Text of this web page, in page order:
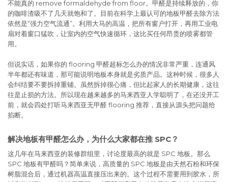
不能真的 remove formaldehyde from floor。甲醛是持续释放的，你
的咖啡渣吸不了几天就饱和了。目前在科学上最认可的地板甲醛去除方法
依然是“强力空气流通”。利用大马的高温，把所有窗户打开，再用工业电
扇对着窗口猛吹，让室内的空气快速循环，这比买任何昂贵的喷雾都管
用。
但说实话，如果你的 flooring 甲醛超标怎么办的情况非常严重，连通风
半年都还有味道，那可能说明地板本身就是劣质产品。这种时候，很多人
会纠结要不要拆掉重铺。虽然拆掉很心痛，但比起家人的长期健康，这往
往是止损的方法。所以现在越来越多的马来西亚人学聪明了，在还没开工
前，就会四处打听马来西亚无甲醛 flooring 推荐，直接从源头把问题给
掐断。
解决地板有甲醛怎么办，为什么大家都在推 SPC？
这几年在马来西亚的装修群组里，讨论度最高的就是 SPC 地板。那么
SPC 地板有甲醛吗？简单来说，高质量的 SPC 地板是由天然石粉和环保
树脂混合后，通过机器高温直接压出来的。这个过程不需要用到胶水，所